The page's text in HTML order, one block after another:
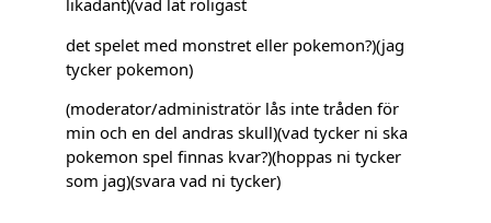
det spelet med monstret eller pokemon?)(jag
tycker pokemon)
(moderator/administratör lås inte tråden för
min och en del andras skull)(vad tycker ni ska
pokemon spel finnas kvar?)(hoppas ni tycker
som jag)(svara vad ni tycker)